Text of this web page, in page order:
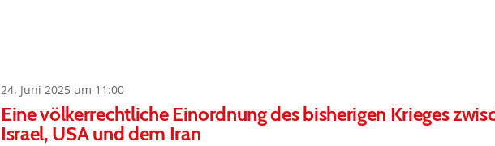
24. Juni 2025 um 11:00
Eine völkerrechtliche Einordnung des bisherigen Krieges
Israel, USA und dem Iran